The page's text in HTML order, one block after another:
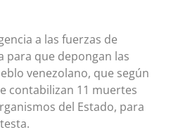
a las fuerzas de
para que depongan las
venezolano, que según
contabilizan 11 muertes
del Estado, para